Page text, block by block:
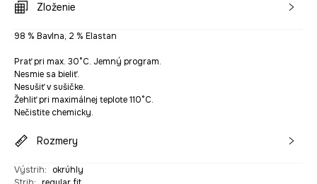
Zloženie
98 % Bavlna, 2 % Elastan
Prať pri max. 30°C. Jemný program.
Nesmie sa bieliť.
Nesušiť v sušičke.
Žehliť pri maximálnej teplote 110°C.
Nečistite chemicky.
Rozmery
Výstrih:
okrúhly